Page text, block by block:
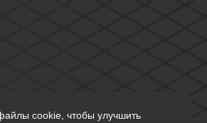
cookie, чтобы улучшить